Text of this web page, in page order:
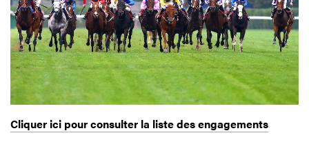
Cliquer ici pour consulter la liste des engagements